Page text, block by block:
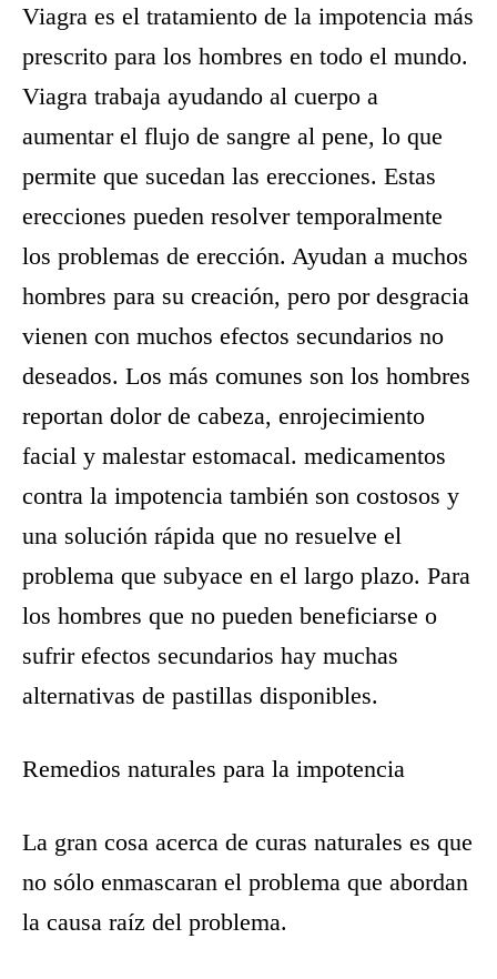
Viagra es el tratamiento de la impotencia más
prescrito para los hombres en todo el mundo.
Viagra trabaja ayudando al cuerpo a
aumentar el flujo de sangre al pene, lo que
permite que sucedan las erecciones. Estas
erecciones pueden resolver temporalmente
los problemas de erección. Ayudan a muchos
hombres para su creación, pero por desgracia
vienen con muchos efectos secundarios no
deseados. Los más comunes son los hombres
reportan dolor de cabeza, enrojecimiento
facial y malestar estomacal. medicamentos
contra la impotencia también son costosos y
una solución rápida que no resuelve el
problema que subyace en el largo plazo. Para
los hombres que no pueden beneficiarse o
sufrir efectos secundarios hay muchas
alternativas de pastillas disponibles.
Remedios naturales para la impotencia
La gran cosa acerca de curas naturales es que
no sólo enmascaran el problema que abordan
la causa raíz del problema.